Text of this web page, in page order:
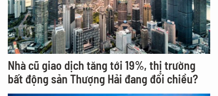
Nhà cũ giao dịch tăng tới 19%, thị trường
bất động sản Thượng Hải đang đổi chiều?